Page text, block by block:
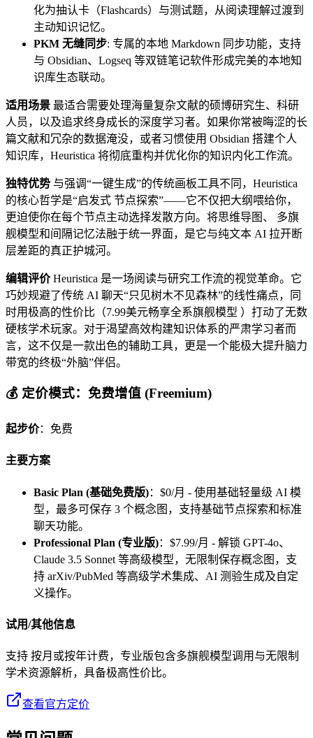
化为抽认卡（Flashcards）与测试题，从阅读理解过渡到
主动知识记忆。
PKM 无缝同步: 专属的本地 Markdown 同步功能，支持
与 Obsidian、Logseq 等双链笔记软件形成完美的本地知
识库生态联动。
适用场景 最适合需要处理海量复杂文献的硕博研究生、科研
人员，以及追求终身成长的深度学习者。如果你常被晦涩的长
篇文献和冗杂的数据淹没，或者习惯使用 Obsidian 搭建个人
知识库，Heuristica 将彻底重构并优化你的知识内化工作流。
独特优势 与强调“一键生成”的传统画板工具不同，Heuristica
的核心哲学是“启发式 节点探索”——它不仅把大纲喂给你，
更迫使你在每个节点主动选择发散方向。将思维导图、 多旗
舰模型和间隔记忆法融于统一界面，是它与纯文本 AI 拉开断
层差距的真正护城河。
编辑评价Heuristica 是一场阅读与研究工作流的视觉革命。它
巧妙规避了传统 AI 聊天“只见树木不见森林”的线性痛点，同
时用极高的性价比（7.99美元畅享全系旗舰模型 ）打动了无数
硬核学术玩家。对于渴望高效构建知识体系的严肃学习者而
言，这不仅是一款出色的辅助工具，更是一个能极大提升脑力
带宽的终极“外脑”伴侣。
💰 定价模式：免费增值 (Freemium)
起步价：免费
主要方案
Basic Plan (基础免费版)：$0/月 - 使用基础轻量级 AI 模
型，最多可保存 3 个概念图，支持基础节点探索和标准
聊天功能。
Professional Plan (专业版)：$7.99/月 - 解锁 GPT-4o、
Claude 3.5 Sonnet 等高级模型，无限制保存概念图，支
持 arXiv/PubMed 等高级学术集成、AI 测验生成及自定
义操作。
试用/其他信息
支持 按月或按年计费，专业版包含多旗舰模型调用与无限制
学术资源解析，具备极高性价比。
查看官方定价